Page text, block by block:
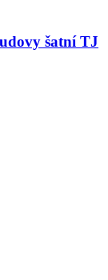
šatní TJ